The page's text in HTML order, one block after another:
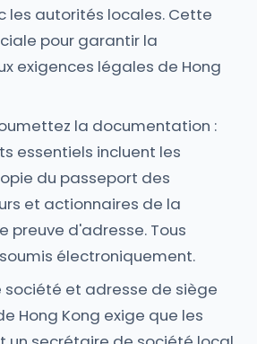
les autorités locales. Cette
pour garantir la
exigences légales de Hong
la documentation :
essentiels incluent les
du passeport des
et actionnaires de la
preuve d'adresse. Tous
électroniquement.
société et adresse de siège
Hong Kong exige que les